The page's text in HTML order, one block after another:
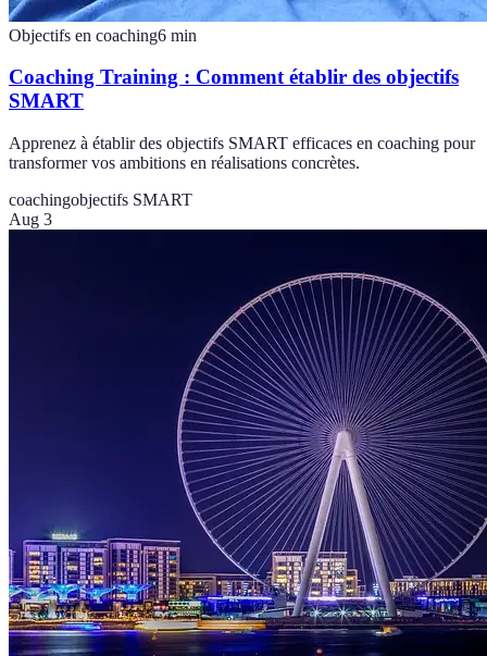
Objectifs en coaching6 min
Coaching Training : Comment établir des objectifs
SMART
Apprenez à établir des objectifs SMART efficaces en coaching pour
transformer vos ambitions en réalisations concrètes.
coachingobjectifs SMART
Aug 3